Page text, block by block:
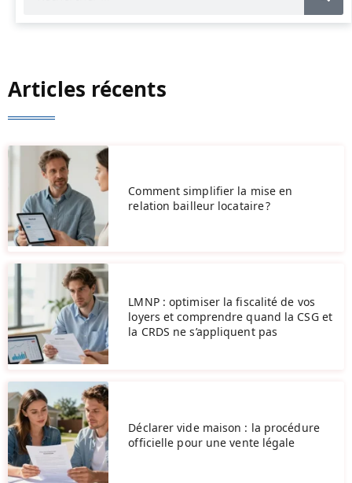
Articles récents
Comment simplifier la mise en
relation bailleur locataire ?
LMNP : optimiser la fiscalité de vos
loyers et comprendre quand la CSG et
la CRDS ne s’appliquent pas
Déclarer vide maison : la procédure
officielle pour une vente légale